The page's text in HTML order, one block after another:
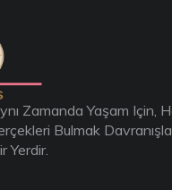
Zamanda Yaşam Için,
Bulmak
Yerdir.